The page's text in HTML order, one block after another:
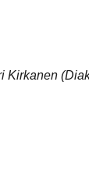
Kirkanen